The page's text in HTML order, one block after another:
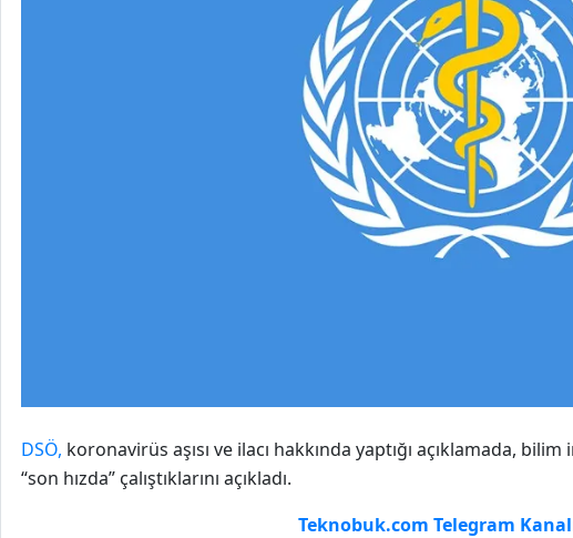
DSÖ, koronavirüs aşısı ve ilacı hakkında yaptığı açıklamada,
“son hızda” çalıştıklarını açıkladı.
Teknobuk.com Telegram